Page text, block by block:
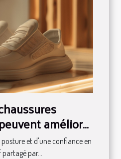
améliorer
confiance
et d'une confiance en
par...